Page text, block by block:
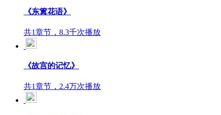
《东篱花语》
共1章节，8.3千次播放
《故宫的记忆》
共1章节，2.4万次播放